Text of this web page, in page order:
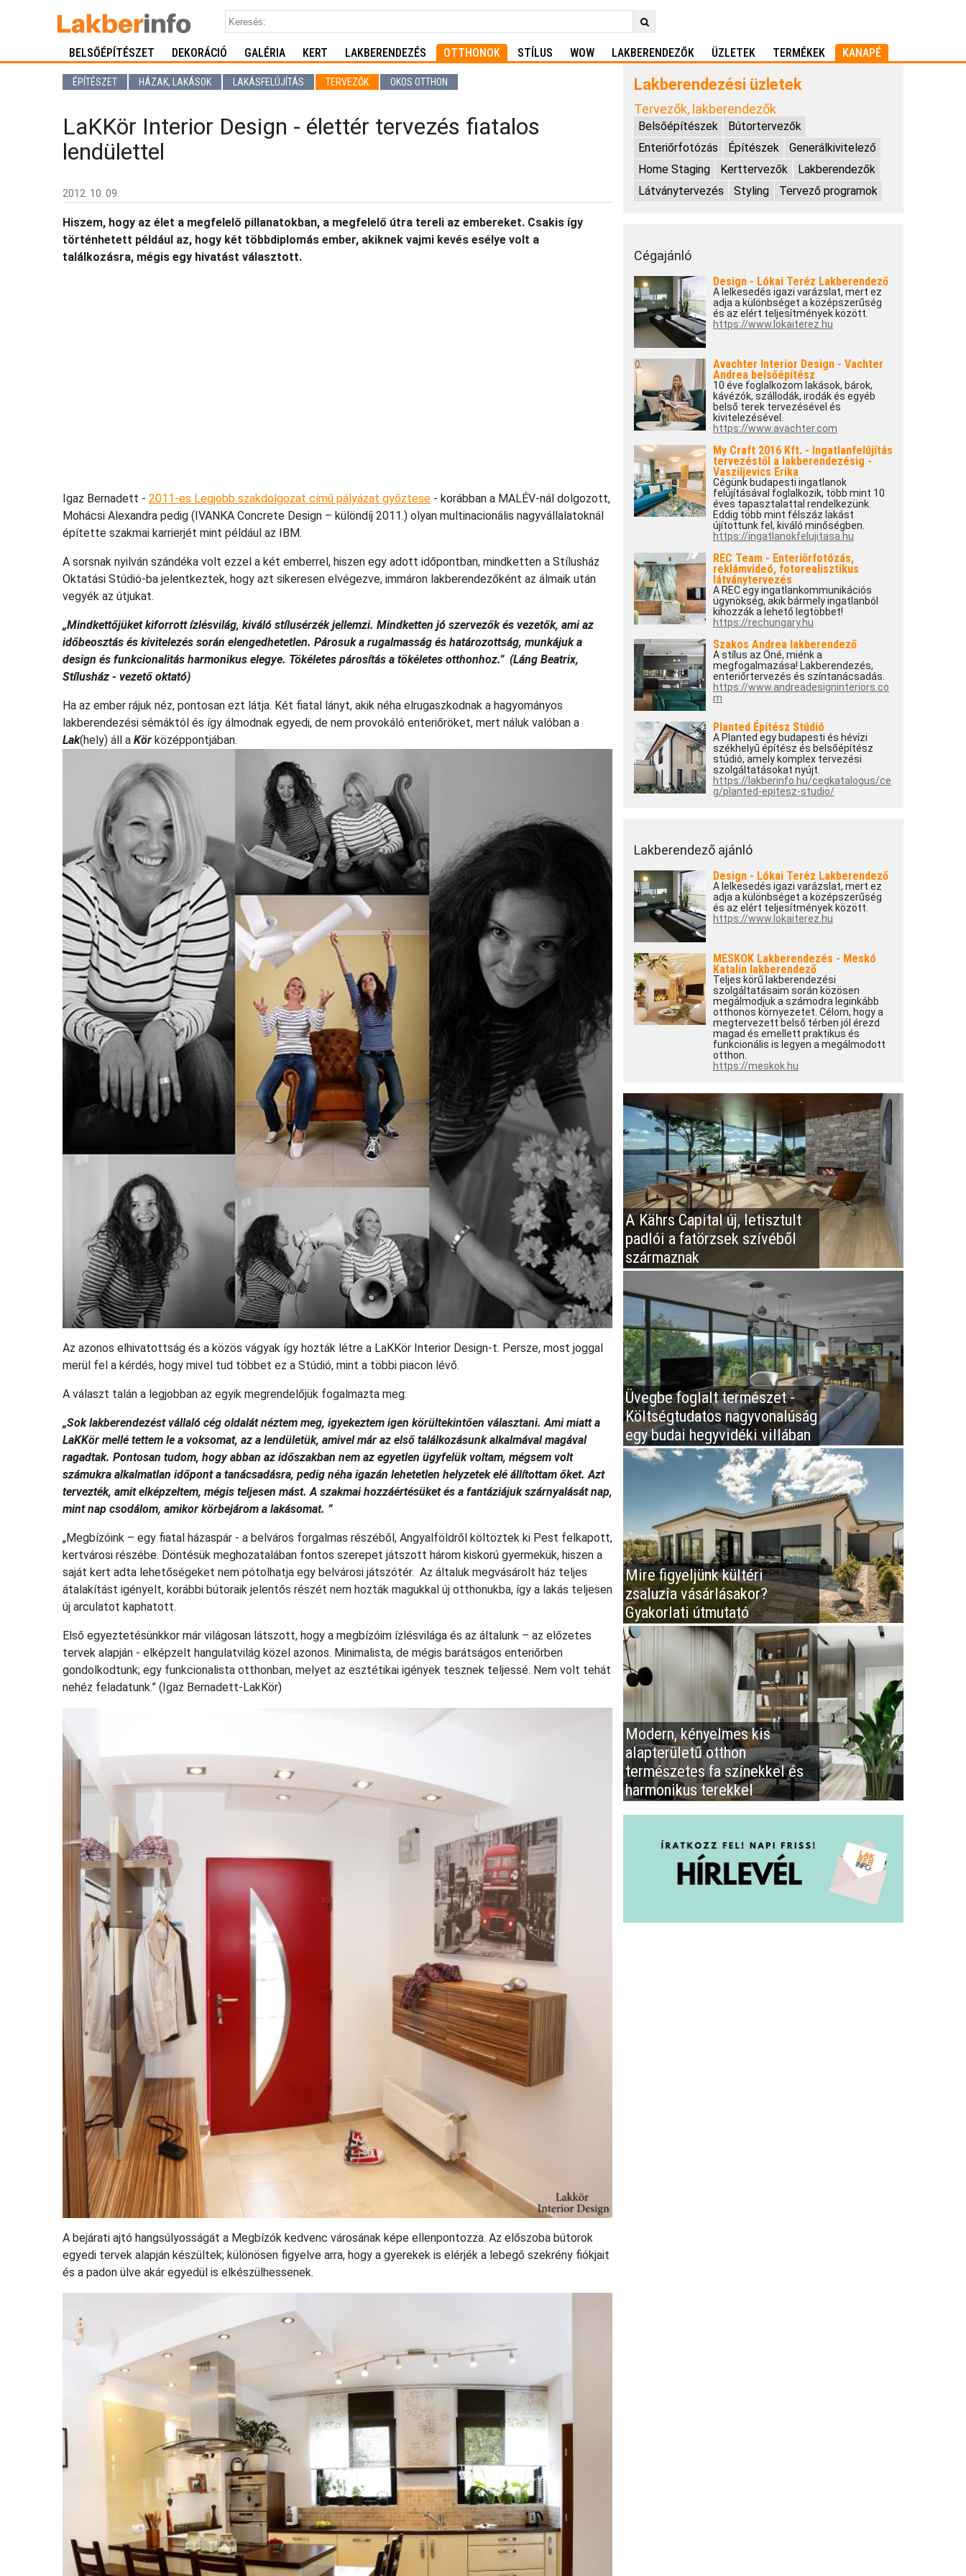
BELSŐÉPÍTÉSZET DEKORÁCIÓ GALÉRIA KERT LAKBERENDEZÉS OTTHONOK STÍLUS WOW LAKBERENDEZŐK ÜZLETEK TERMÉKEK KANAPÉ
ÉPÍTÉSZET HÁZAK, LAKÁSOK LAKÁSFELÚJÍTÁS TERVEZŐK OKOS OTTHON
LaKKör Interior Design - élettér tervezés fiatalos
lendülettel
2012. 10. 09.
Hiszem, hogy az élet a megfelelő pillanatokban, a megfelelő útra tereli az embereket. Csakis így
történhetett például az, hogy két többdiplomás ember, akiknek vajmi kevés esélye volt a
találkozásra, mégis egy hivatást választott.
Igaz Bernadett - 2011-es Legjobb szakdolgozat című pályázat győztese - korábban a MALÉV-nál dolgozott,
Mohácsi Alexandra pedig (IVANKA Concrete Design – különdíj 2011.) olyan multinacionális nagyvállalatoknál
építette szakmai karrierjét mint például az IBM.
A sorsnak nyilván szándéka volt ezzel a két emberrel, hiszen egy adott időpontban, mindketten a Stílusház
Oktatási Stúdió-ba jelentkeztek, hogy azt sikeresen elvégezve, immáron lakberendezőként az álmaik után
vegyék az útjukat.
„Mindkettőjüket kiforrott ízlésvilág, kiváló stílusérzék jellemzi. Mindketten jó szervezők és vezetők, ami az
időbeosztás és kivitelezés során elengedhetetlen. Párosuk a rugalmasság és határozottság, munkájuk a
design és funkcionalitás harmonikus elegye. Tökéletes párosítás a tökéletes otthonhoz.” (Láng Beatrix,
Stílusház - vezető oktató)
Ha az ember rájuk néz, pontosan ezt látja. Két fiatal lányt, akik néha elrugaszkodnak a hagyományos
lakberendezési sémáktól és így álmodnak egyedi, de nem provokáló enteriőröket, mert náluk valóban a
Lak(hely) áll a Kör középpontjában.
Az azonos elhivatottság és a közös vágyak így hozták létre a LaKKör Interior Design-t. Persze, most joggal
merül fel a kérdés, hogy mivel tud többet ez a Stúdió, mint a többi piacon lévő.
A választ talán a legjobban az egyik megrendelőjük fogalmazta meg:
„Sok lakberendezést vállaló cég oldalát néztem meg, igyekeztem igen körültekintően választani. Ami miatt a
LaKKör mellé tettem le a voksomat, az a lendületük, amivel már az első találkozásunk alkalmával magával
ragadtak. Pontosan tudom, hogy abban az időszakban nem az egyetlen ügyfelük voltam, mégsem volt
számukra alkalmatlan időpont a tanácsadásra, pedig néha igazán lehetetlen helyzetek elé állítottam őket. Azt
tervezték, amit elképzeltem, mégis teljesen mást. A szakmai hozzáértésüket és a fantáziájuk szárnyalását nap,
mint nap csodálom, amikor körbejárom a lakásomat. ”
„Megbízóink – egy fiatal házaspár - a belváros forgalmas részéből, Angyalföldről költöztek ki Pest felkapott,
kertvárosi részébe. Döntésük meghozatalában fontos szerepet játszott három kiskorú gyermekük, hiszen a
saját kert adta lehetőségeket nem pótolhatja egy belvárosi játszótér. Az általuk megvásárolt ház teljes
átalakítást igényelt, korábbi bútoraik jelentős részét nem hozták magukkal új otthonukba, így a lakás teljesen
új arculatot kaphatott.
Első egyeztetésünkkor már világosan látszott, hogy a megbízóim ízlésvilága és az általunk – az előzetes
tervek alapján - elképzelt hangulatvilág közel azonos. Minimalista, de mégis barátságos enteriőrben
gondolkodtunk; egy funkcionalista otthonban, melyet az esztétikai igények tesznek teljessé. Nem volt tehát
nehéz feladatunk.” (Igaz Bernadett-LakKör)
A bejárati ajtó hangsúlyosságát a Megbízók kedvenc városának képe ellenpontozza. Az előszoba bútorok
egyedi tervek alapján készültek; különösen figyelve arra, hogy a gyerekek is elérjék a lebegő szekrény fiókjait
és a padon ülve akár egyedül is elkészülhessenek.
Lakberendezési üzletek
Tervezők, lakberendezők
Belsőépítészek
Bútortervezők
Enteriőrfotózás
Építészek
Generálkivitelező
Home Staging
Kerttervezők
Lakberendezők
Látványtervezés
Styling Tervező programok
Cégajánló
Design - Lókai Teréz Lakberendező
A lelkesedés igazi varázslat, mert ez
adja a különbséget a középszerűség
és az elért teljesítmények között.
https://www.lokaiterez.hu
Avachter Interior Design - Vachter
Andrea belsőépítész
10 éve foglalkozom lakások, bárok,
kávézók, szállodák, irodák és egyéb
belső terek tervezésével és
kivitelezésével.
https://www.avachter.com
My Craft 2016 Kft. - Ingatlanfelújítás
tervezéstől a lakberendezésig -
Vasziljevics Erika
Cégünk budapesti ingatlanok
felújításával foglalkozik, több mint 10
éves tapasztalattal rendelkezünk.
Eddig több mint félszáz lakást
újítottunk fel, kiváló minőségben.
https://ingatlanokfelujitasa.hu
REC Team - Enteriőrfotózás,
reklámvideó, fotorealisztikus
látványtervezés
A REC egy ingatlankommunikációs
ügynökség, akik bármely ingatlanból
kihozzák a lehető legtöbbet!
https://rechungary.hu
Szakos Andrea lakberendező
A stílus az Öné, miénk a
megfogalmazása! Lakberendezés,
enteriőrtervezés és színtanácsadás.
https://www.andreadesigninteriors.co
m
Planted Építész Stúdió
A Planted egy budapesti és hévízi
székhelyű építész és belsőépítész
stúdió, amely komplex tervezési
szolgáltatásokat nyújt.
https://lakberinfo.hu/cegkatalogus/ce
g/planted-epitesz-studio/
Lakberendező ajánló
Design - Lókai Teréz Lakberendező
A lelkesedés igazi varázslat, mert ez
adja a különbséget a középszerűség
és az elért teljesítmények között.
https://www.lokaiterez.hu
MESKOK Lakberendezés - Meskó
Katalin lakberendező
Teljes körű lakberendezési
szolgáltatásaim során közösen
megálmodjuk a számodra leginkább
otthonos környezetet. Célom, hogy a
megtervezett belső térben jól érezd
magad és emellett praktikus és
funkcionális is legyen a megálmodott
otthon.
https://meskok.hu
A Kährs Capital új, letisztult
padlói a fatörzsek szívéből
származnak
Üvegbe foglalt természet -
Költségtudatos nagyvonalúság
egy budai hegyvidéki villában
Mire figyeljünk kültéri
zsaluzia vásárlásakor?
Gyakorlati útmutató
Modern, kényelmes kis
alapterületű otthon
természetes fa színekkel és
harmonikus terekkel